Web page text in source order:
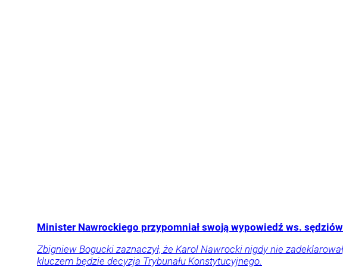
Minister Nawrockiego przypomniał swoją wypowiedź ws.
Zbigniew Bogucki zaznaczył, że Karol Nawrocki nigdy nie
kluczem będzie decyzja Trybunału Konstytucyjnego.